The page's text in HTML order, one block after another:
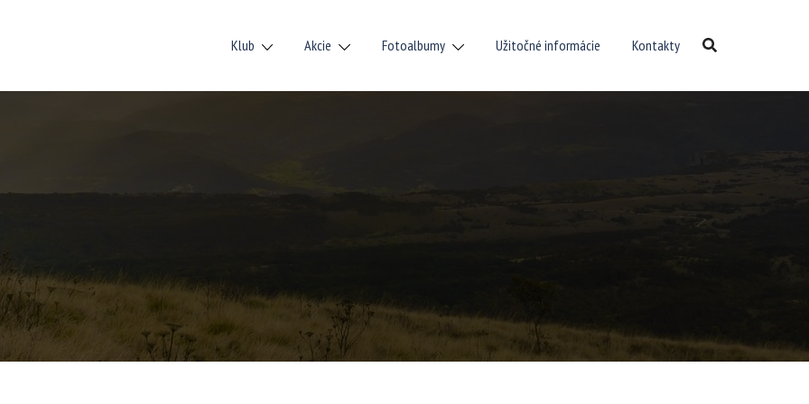
Klub Akcie Fotoalbumy Užitočné informácie Kontakty